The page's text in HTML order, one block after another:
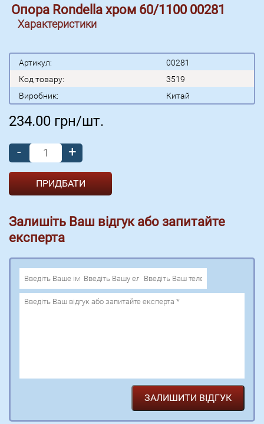
Опора Rondella хром 60/1100 00281
Характеристики
Артикул:
00281
Код товару:
3519
Виробник:
Китай
234.00 грн/шт.
-
+
Залишіть Ваш відгук або запитайте
експерта